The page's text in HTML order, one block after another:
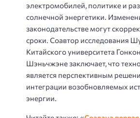
электромобилей, политике и
солнечной энергетики.
законодательстве могут
сроки. Соавтор исследования
Китайского университета
Шэньчжэне заключает, что
является перспективным
интеграции возобновляемых
энергии.